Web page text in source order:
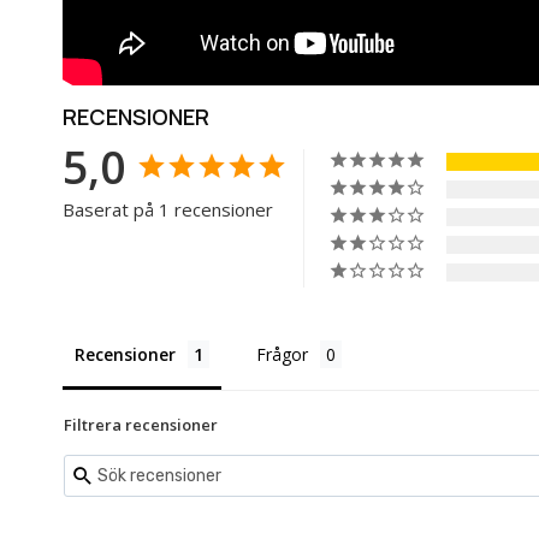
RECENSIONER
5,0
Baserat på 1 recensioner
Recensioner Frågor
Filtrera recensioner